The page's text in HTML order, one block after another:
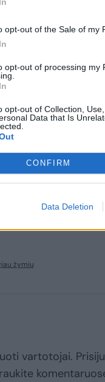
opt-out of the Sale of my
opt-out of processing my
opt-out of Collection,
Data that Is
CONFIRM
Data Deletion
ir tiekiame.
skatina
gerovės. Tą
naujais
žymių
vartotojai.